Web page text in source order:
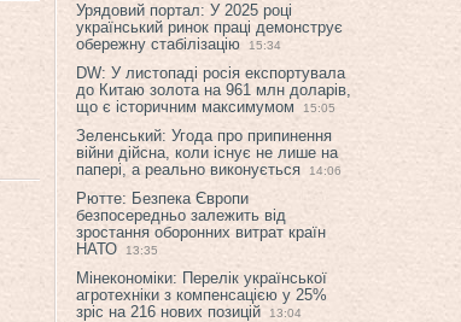
Урядовий портал: У 2025 році
український ринок праці демонструє
обережну стабілізацію
15:34
DW: У листопаді росія експортувала
до Китаю золота на 961 млн доларів,
що є історичним максимумом
15:05
Зеленський: Угода про припинення
війни дійсна, коли існує не лише на
папері, а реально виконується
14:06
Рютте: Безпека Європи
безпосередньо залежить від
зростання оборонних витрат країн
НАТО
13:35
Мінекономіки: Перелік української
агротехніки з компенсацією у 25%
зріс на 216 нових позицій
13:04